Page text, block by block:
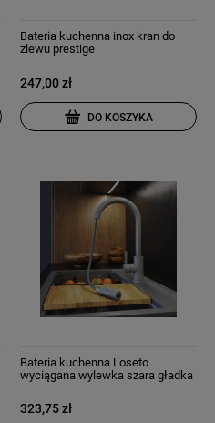
Bateria kuchenna inox kran do
zlewu prestige
247,00 zł
DO KOSZYKA
Bateria kuchenna Loseto
wyciągana wylewka szara gładka
323,75 zł